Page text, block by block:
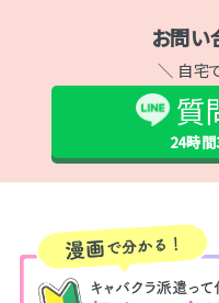
お問い
＼ 自宅
質
24時